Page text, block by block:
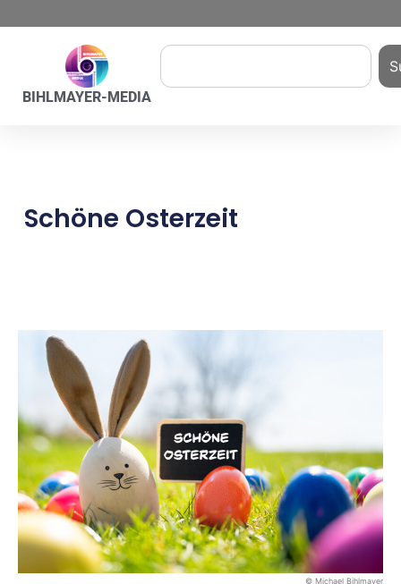
BIHLMAYER-MEDIA
Schöne Osterzeit
© Michael Bihlmayer